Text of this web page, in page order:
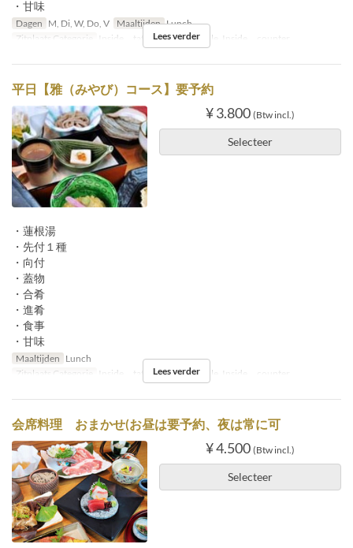
・甘味
Dagen M, Di, W, Do, V Maaltijden Lunch
Zitplaats Categorie
Inside tatami, Inside table, Inside counter
Lees verder
平日【雅（みやび）コース】要予約
¥ 3.800 (Btw incl.)
Selecteer
・蓮根湯
・先付１種
・向付
・蓋物
・合肴
・進肴
・食事
・甘味
Maaltijden Lunch
Zitplaats Categorie
Inside tatami, Inside table, Inside counter
Lees verder
会席料理 おまかせ(お昼は要予約、夜は常に可
¥ 4.500 (Btw incl.)
Selecteer